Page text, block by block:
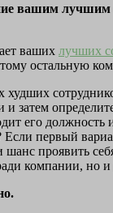
вашим
ваших лучших
остальную
худших
затем
его должность
первый
шанс проявить
компании, но и